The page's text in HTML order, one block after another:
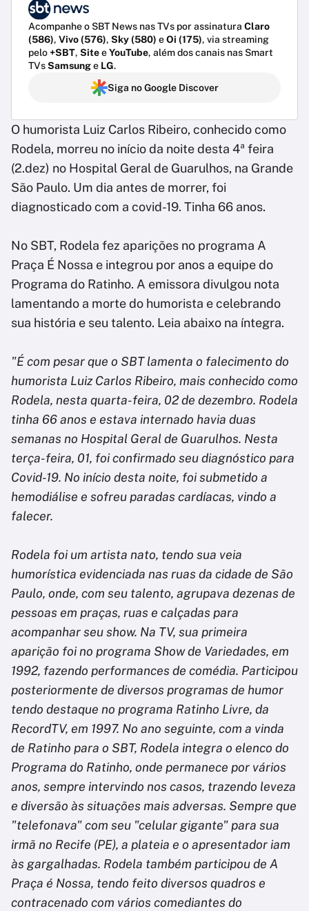
Acompanhe o SBT News nas TVs por assinatura Claro
(586), Vivo (576), Sky (580) eOi (175), via streaming
pelo+SBT, SiteeYouTube, além dos canais nas Smart
TVsSamsunge LG.
Siga no Google Discover
O humorista Luiz Carlos Ribeiro, conhecido como
Rodela, morreu no início da noite desta 4ª feira
(2.dez) no Hospital Geral de Guarulhos, na Grande
São Paulo. Um dia antes de morrer, foi
diagnosticado com a covid-19. Tinha 66 anos.
No SBT, Rodela fez aparições no programa A
Praça É Nossa e integrou por anos a equipe do
Programa do Ratinho. A emissora divulgou nota
lamentando a morte do humorista e celebrando
sua história e seu talento. Leia abaixo na íntegra.
"É com pesar que o SBT lamenta o falecimento do
humorista Luiz Carlos Ribeiro, mais conhecido como
Rodela, nesta quarta-feira, 02 de dezembro. Rodela
tinha 66 anos e estava internado havia duas
semanas no Hospital Geral de Guarulhos. Nesta
terça-feira, 01, foi confirmado seu diagnóstico para
Covid-19. No início desta noite, foi submetido a
hemodiálise e sofreu paradas cardíacas, vindo a
falecer.
Rodela foi um artista nato, tendo sua veia
humorística evidenciada nas ruas da cidade de São
Paulo, onde, com seu talento, agrupava dezenas de
pessoas em praças, ruas e calçadas para
acompanhar seu show. Na TV, sua primeira
aparição foi no programa Show de Variedades, em
1992, fazendo performances de comédia. Participou
posteriormente de diversos programas de humor
tendo destaque no programa Ratinho Livre, da
RecordTV, em 1997. No ano seguinte, com a vinda
de Ratinho para o SBT, Rodela integra o elenco do
Programa do Ratinho, onde permanece por vários
anos, sempre intervindo nos casos, trazendo leveza
e diversão às situações mais adversas. Sempre que
"telefonava" com seu "celular gigante" para sua
irmã no Recife (PE), a plateia e o apresentador iam
às gargalhadas. Rodela também participou de A
Praça é Nossa, tendo feito diversos quadros e
contracenado com vários comediantes do